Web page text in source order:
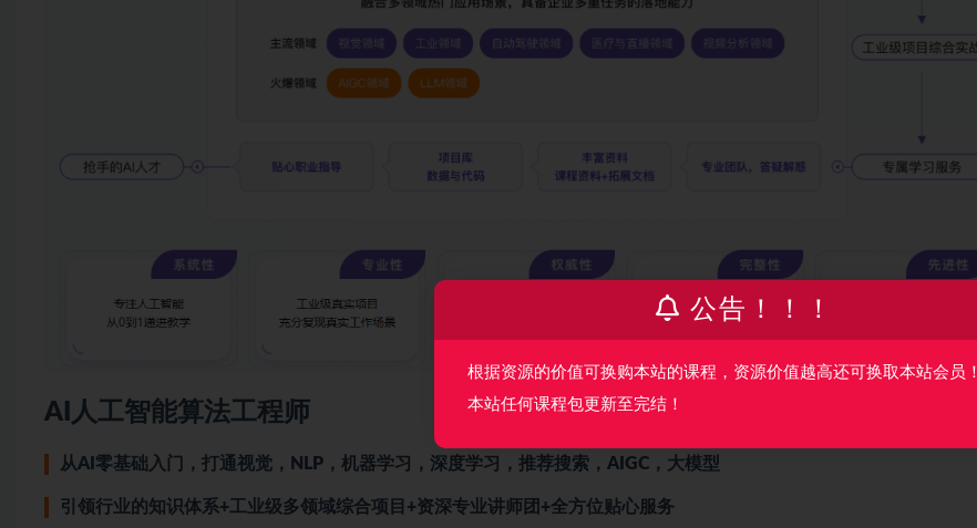
AI人工智能算法工程师
从AI零基础入门，打通视觉，NLP，机器学习，深度学习，推荐搜索，AIGC，大模型
引领行业的知识体系+工业级多领域综合项目+资深专业讲师团+全方位贴心服务
公告！！！
根据资源的价值可换购本站的课程，资源价值越高还可换取本站会员！
本站任何课程包更新至完结！